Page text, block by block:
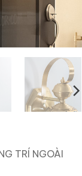
TRÍ NGOÀI